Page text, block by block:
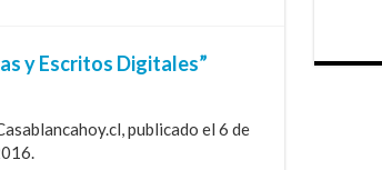
y Escritos Digitales”
publicado el 6 de